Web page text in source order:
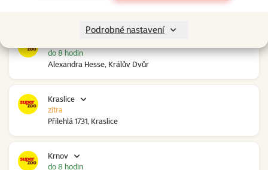
Podrobné nastavení
Alexandra Hesse, Králův Dvůr
do 8 hodin
Kraslice
Přilehlá 1731, Kraslice
zítra
Krnov
do 8 hodin